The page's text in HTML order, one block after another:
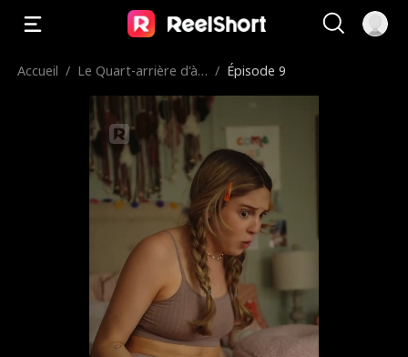
Accueil / Le Quart-arrière d'à c / Épisode 9